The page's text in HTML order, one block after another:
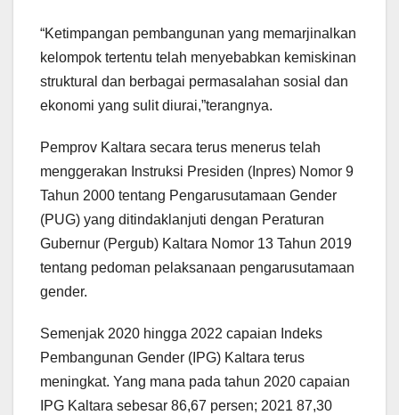
“Ketimpangan pembangunan yang memarjinalkan
kelompok tertentu telah menyebabkan kemiskinan
struktural dan berbagai permasalahan sosial dan
ekonomi yang sulit diurai,”terangnya.
Pemprov Kaltara secara terus menerus telah
menggerakan Instruksi Presiden (Inpres) Nomor 9
Tahun 2000 tentang Pengarusutamaan Gender
(PUG) yang ditindaklanjuti dengan Peraturan
Gubernur (Pergub) Kaltara Nomor 13 Tahun 2019
tentang pedoman pelaksanaan pengarusutamaan
gender.
Semenjak 2020 hingga 2022 capaian Indeks
Pembangunan Gender (IPG) Kaltara terus
meningkat. Yang mana pada tahun 2020 capaian
IPG Kaltara sebesar 86,67 persen; 2021 87,30